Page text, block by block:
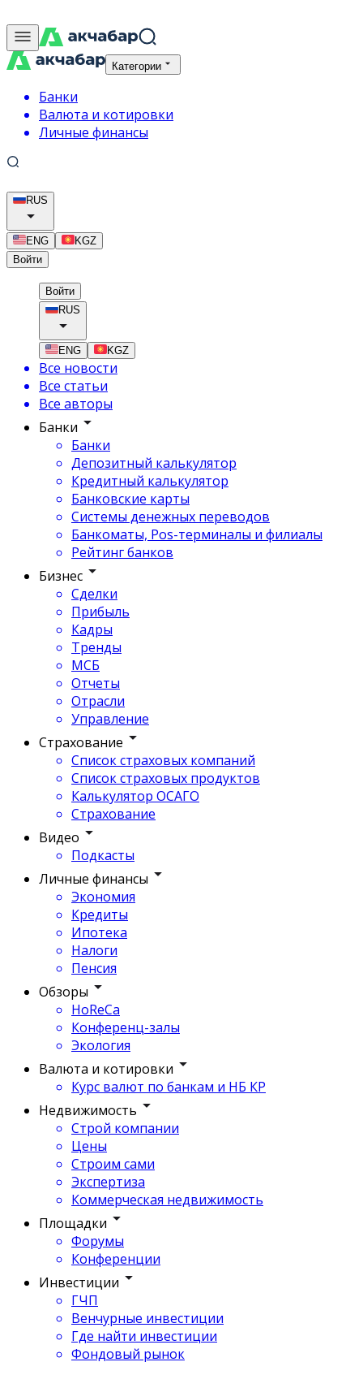
Категории
Банки
Валюта и котировки
Личные финансы
RUS
ENG
KGZ
Войти
Войти
RUS
ENG KGZ
Все новости
Все статьи
Все авторы
Банки
Банки
Депозитный калькулятор
Кредитный калькулятор
Банковские карты
Системы денежных переводов
Банкоматы, Pos-терминалы и филиалы
Рейтинг банков
Бизнес
Сделки
Прибыль
Кадры
Тренды
МСБ
Отчеты
Отрасли
Управление
Страхование
Список страховых компаний
Список страховых продуктов
Калькулятор ОСАГО
Страхование
Видео
Подкасты
Личные финансы
Экономия
Кредиты
Ипотека
Налоги
Пенсия
Обзоры
HoReCa
Конференц-залы
Экология
Валюта и котировки
Курс валют по банкам и НБ КР
Недвижимость
Строй компании
Цены
Строим сами
Экспертиза
Коммерческая недвижимость
Площадки
Форумы
Конференции
Инвестиции
ГЧП
Венчурные инвестиции
Где найти инвестиции
Фондовый рынок